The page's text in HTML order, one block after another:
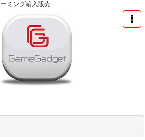
ミング輸入販売